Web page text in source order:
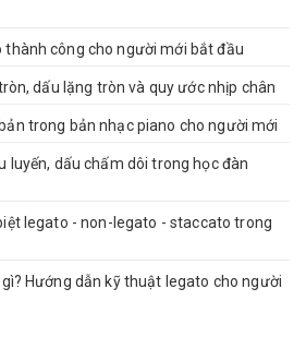
thành công cho người mới bắt đầu
dấu lặng tròn và quy ước nhịp chân
trong bản nhạc piano cho người mới
luyến, dấu chấm dôi trong học đàn
legato - non-legato - staccato trong
Hướng dẫn kỹ thuật legato cho người